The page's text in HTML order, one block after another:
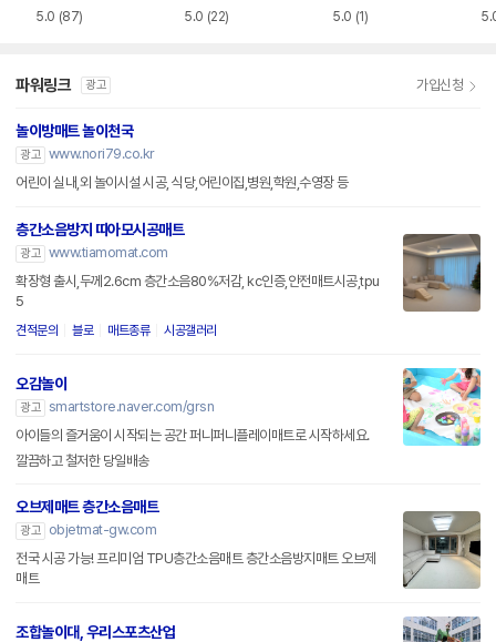
5.0 (87) 5.0 (22) 5.0 (1)
파워링크 광고 가입신청
놀이방매트 놀이천국
광고
www.nori79.co.kr
어린이 실내,외 놀이시설 시공, 식당,어린이집,병원,학원,수영장 등
층간소음방지 띠아모시공매트
광고
www.tiamomat.com
확장형 출시,두께2.6cm 층간소음80%저감, kc인증,안전매트시공,tpu
5
견적문의 블로 매트종류 시공갤러리
오감놀이
광고
smartstore.naver.com/grsn
아이들의 즐거움이 시작되는 공간 퍼니퍼니플레이매트로 시작하세요.
깔끔하고 철저한 당일배송
오브제매트 층간소음매트
광고
objetmat-gw.com
전국 시공 가능! 프리미엄 TPU층간소음매트 층간소음방지매트 오브제
매트
조합놀이대, 우리스포츠산업